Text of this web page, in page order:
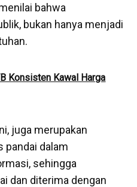
bahwa
bukan hanya menjadi
Konsisten Kawal Harga
juga merupakan
pandai dalam
sehingga
dan diterima dengan